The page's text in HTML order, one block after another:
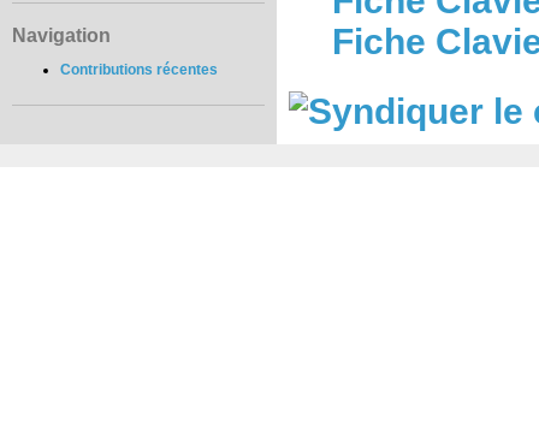
Navigation
Contributions récentes
Fiche